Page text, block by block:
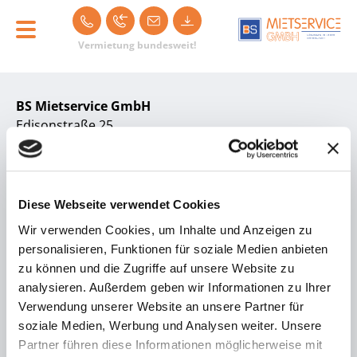
Diese Webseite verwendet Cookies
Wir verwenden Cookies, um Inhalte und Anzeigen zu
personalisieren, Funktionen für soziale Medien anbieten
zu können und die Zugriffe auf unsere Website zu
analysieren. Außerdem geben wir Informationen zu Ihrer
Verwendung unserer Website an unsere Partner für
soziale Medien, Werbung und Analysen weiter. Unsere
Partner führen diese Informationen möglicherweise mit
Navigation überspringen
Vermietung bundesweit!
Unternehmen PartnerLift-Qualität
BS Mietservice GmbH
Edisonstraße 25
D-68623 Lampertheim
Germany
Öffnungszeiten:
von 7:00 Uhr bis 17:00 Uhr
06206 / 90996–0
info@bs-mietservice.com
Mietprogramm pdf